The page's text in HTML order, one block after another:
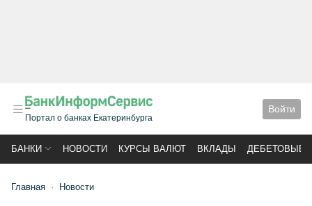
Портал о банках Екатеринбурга
Войти
БАНКИ НОВОСТИ КУРСЫ ВАЛЮТ ВКЛАДЫ ДЕБЕТОВЫЕ
Главная Новости